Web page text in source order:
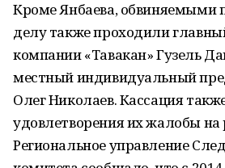
Кроме Янбаева, обвиняемыми
делу также проходили
компании «Тавакан» Гузель
местный индивидуальный
Олег Николаев. Кассация
удовлетворения их жалобы на
Региональное управление